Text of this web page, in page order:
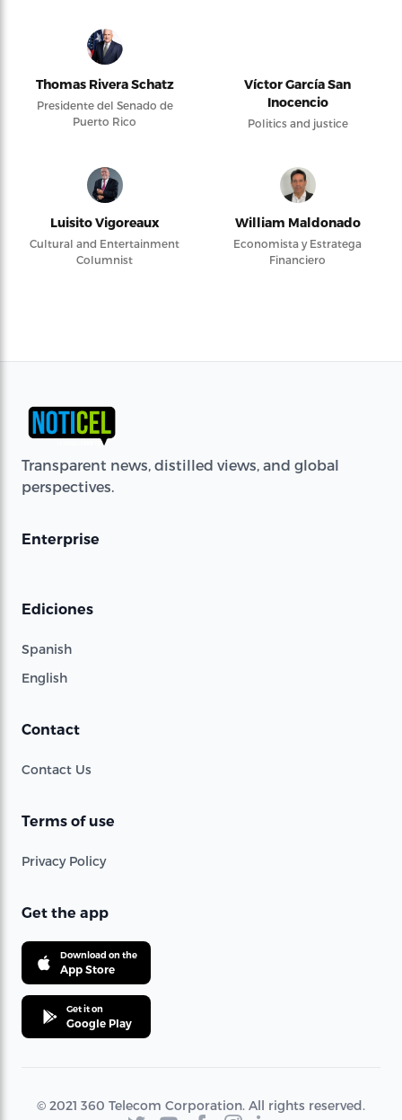
Thomas Rivera Schatz
Presidente del Senado de
Puerto Rico
Víctor García San
Inocencio
Politics and justice
Luisito Vigoreaux
Cultural and Entertainment
Columnist
William Maldonado
Economista y Estratega
Financiero
Transparent news, distilled views, and global
perspectives.
Enterprise
Ediciones
Spanish
English
Contact
Contact Us
Terms of use
Privacy Policy
Get the app
Download on the
App Store
Get it on
Google Play
© 2021 360 Telecom Corporation. All rights reserved.